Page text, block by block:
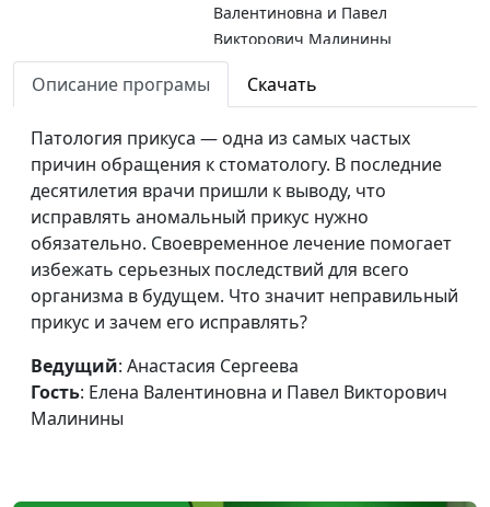
Валентиновна и Павел
Викторович Малинины
Виды
Анастасия Сергеева, Елена
Валентиновна и Павел
Викторович Малинины
Виниры и
люминиры: как
выбрать
микропротезы для
Анастасия Сергеева, Елена
Валентиновна и Павел
Викторович Малинины
Всё об отбеливании
зубов
Анастасия Сергеева, Елена
Валентиновна и Павел
Викторович Малинины
Что делать при
Описание програмы Скачать
Патология прикуса — одна из самых частых
причин обращения к стоматологу. В последние
десятилетия врачи пришли к выводу, что
исправлять аномальный прикус нужно
обязательно. Своевременное лечение помогает
избежать серьезных последствий для всего
организма в будущем. Что значит неправильный
прикус и зачем его исправлять?
Ведущий: Анастасия Сергеева
Гость: Елена Валентиновна и Павел Викторович
Малинины